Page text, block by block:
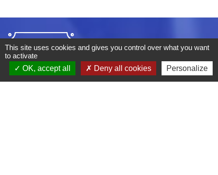
This site uses cookies and gives you control over what you want
to activate
OK, accept all
Deny all cookies Personalize